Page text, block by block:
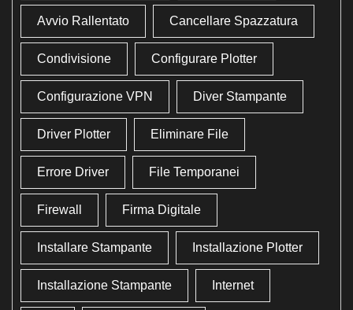
Avvio Rallentato Cancellare Spazzatura
Condivisione Configurare Plotter
Configurazione VPN Diver Stampante
Driver Plotter Eliminare File
Errore Driver File Temporanei
Firewall Firma Digitale
Installare Stampante Installazione Plotter
Installazione Stampante Internet